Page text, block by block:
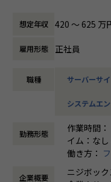
無切に運営し、プロダクト
題を解決しながら、プロ
ていきます。
リクルートの各種サービ
今回は、そのデータプロ
具体的には、下記のよう
・データプロダクトの運
監視、障害対応などの
想定年収 420 〜 625 万
雇用形態 正社員
職種 サーバーサ
システムエ
勤務形態
作業時間
働き方：
時間外労
間）
企業概要
ニジボッ